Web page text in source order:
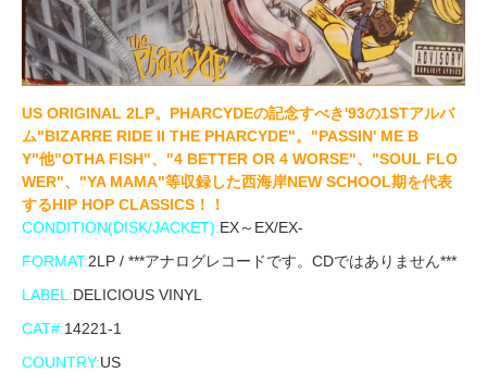
US ORIGINAL 2LP。PHARCYDEの記念すべき'93の1STアルバ
ム"BIZARRE RIDE II THE PHARCYDE"。"PASSIN' ME B
Y"他"OTHA FISH"、"4 BETTER OR 4 WORSE"、"SOUL FLO
WER"、"YA MAMA"等収録した西海岸NEW SCHOOL期を代表
するHIP HOP CLASSICS！！
CONDITION(DISK/JACKET):EX～EX/EX-
FORMAT:2LP / ***アナログレコードです。CDではありません***
LABEL:DELICIOUS VINYL
CAT#:14221-1
COUNTRY:US